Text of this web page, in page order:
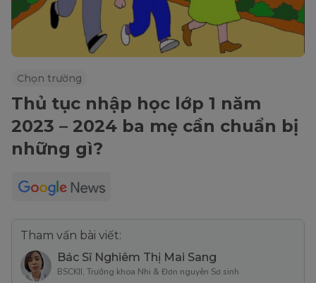
Chọn trường
Thủ tục nhập học lớp 1 năm
2023 – 2024 ba mẹ cần chuẩn bị
những gì?
Tham vấn bài viết:
Bác Sĩ Nghiêm Thị Mai Sang
BSCKII, Trưởng khoa Nhi & Đơn nguyên Sơ sinh